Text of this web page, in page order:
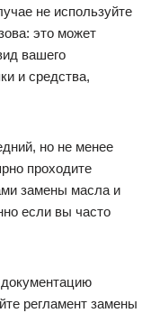
не используйте
это может
вашего
и средства,
но не менее
проходите
замены масла и
если вы часто
регламент замены